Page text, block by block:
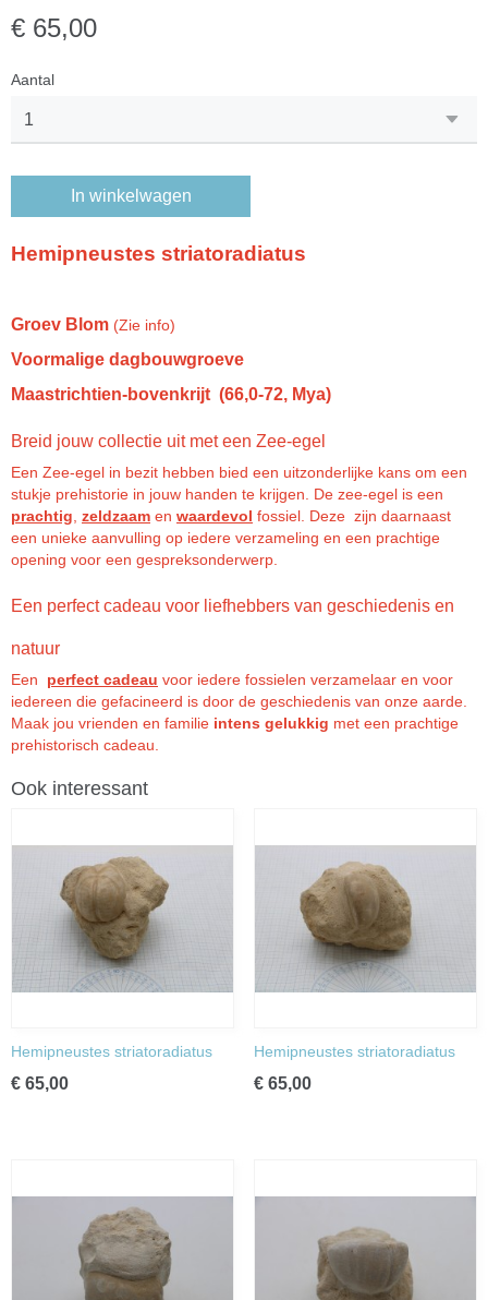
€ 65,00
Aantal
In winkelwagen
Hemipneustes striatoradiatus
Groev Blom (Zie info)
Voormalige dagbouwgroeve
Maastrichtien-bovenkrijt (66,0-72, Mya)
Breid jouw collectie uit met een Zee-egel
Een Zee-egel in bezit hebben bied een uitzonderlijke kans om een
stukje prehistorie in jouw handen te krijgen. De zee-egel is een
prachtig zeldzaam en waardevol fossiel. Deze zijn daarnaast
een unieke aanvulling op iedere verzameling en een prachtige
opening voor een gespreksonderwerp.
Een perfect cadeau voor liefhebbers van geschiedenis en
natuur
Een perfect cadeau voor iedere fossielen verzamelaar en voor
iedereen die gefacineerd is door de geschiedenis van onze aarde.
Maak jou vrienden en familie intens gelukkig met een prachtige
prehistorisch cadeau.
Ook interessant
Hemipneustes striatoradiatus
€ 65,00
Hemipneustes striatoradiatus
€ 65,00